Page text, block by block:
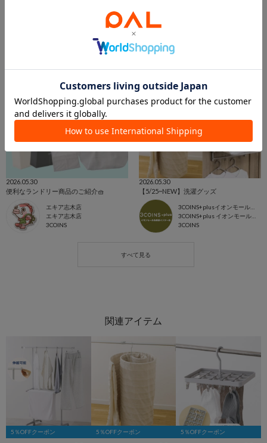
2026.05.30
便利なランドリー商品のご紹介🧺
エキア志木店
エキア志木店
3COINS
2026.05.30
【5/25~NEW】洗濯グッズ
3COINS
5％OFFクーポン 5％OFFクーポン 5％OFFクーポン